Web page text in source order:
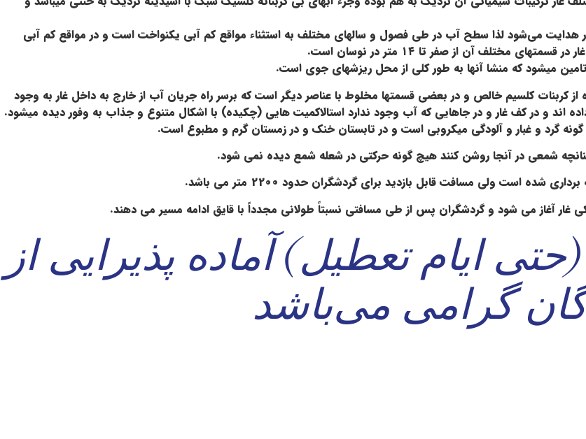
هدایت می‌شود لذا سطح آب در طی فصول و سالهای مختلف به استثناء مواقع کم آبی یکنواخت است و در مواقع کم آبی
مختلف آن از صفر تا ۱۴ متر در نوسان است.
میشود که منشا آنها به طور کلی از محل ریزشهای جوی است.
سطح آب ارتفاع دارد پوشیده از کربنات کلسیم خالص و در بعضی قسمتها مخلوط با عناصر دیگر است که برسر راه جریان آب از خارج به داخل غار به وجود
اند و در کف غار و در جاهایی که آب وجود ندارد استالاکمیت هایی (چکیده) با اشکال متنوع و جذاب به وفور دیده میشود.
گرد و غبار و آلودگی میکروبی است و در تابستان خنک و در زمستان گرم و مطبوع است.
شمعی در آنجا روشن کنند هیچ گونه حرکتی در شعله شمع دیده نمی شود.
آغاز می شود و گردشگران پس از طی مسافتی نسبتاً طولانی مجدداً با قایق ادامه مسیر می دهند.
ایام تعطیل) آماده پذیرایی از
گرامی می‌باشد